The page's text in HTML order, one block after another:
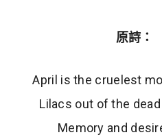
原詩：
April is the cruelest
Lilacs out of the
Memory and